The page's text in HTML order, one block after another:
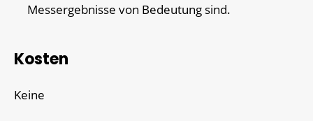
Messergebnisse von Bedeutung sind.
Kosten
Keine